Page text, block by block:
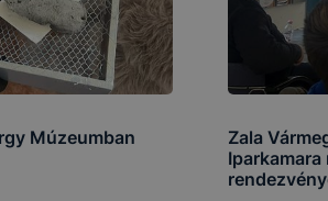
Múzeumban
Zala
a változtatását. A legtöbb
elfogadja a cookie-kat, de ezek
hogy mivel a cookie-k célja
megkönnyítése vagy lehetővé
képesek honlapunk funkcióinak
eltérően fog működni